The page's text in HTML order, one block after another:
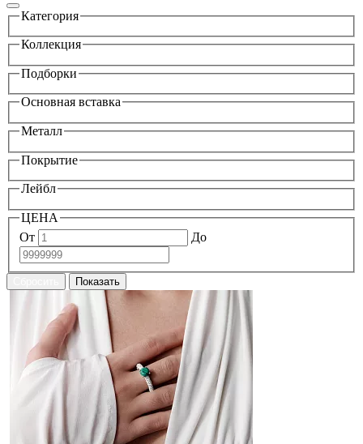
Категория
Коллекция
Подборки
Основная вставка
Металл
Покрытие
Лейбл
ЦЕНА
От
До